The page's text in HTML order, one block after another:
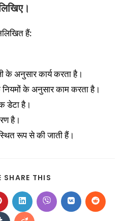
हैं:
के अनुसार कार्य करता है।
के अनुसार काम करता है।
डेटा है।
है।
रूप से की जाती हैं।
SHARE THIS